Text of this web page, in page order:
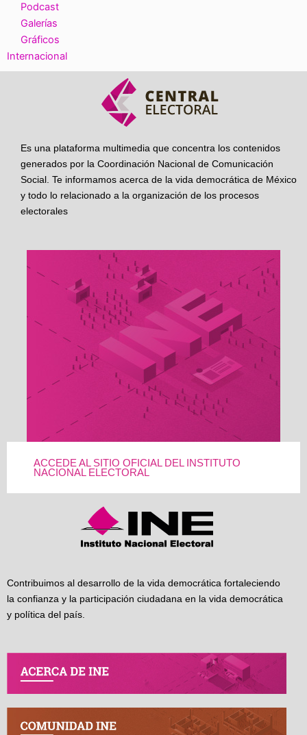
Podcast
Galerías
Gráficos
Internacional
Es una plataforma multimedia que concentra los contenidos
generados por la Coordinación Nacional de Comunicación
Social. Te informamos acerca de la vida democrática de México
y todo lo relacionado a la organización de los procesos
electorales
ACCEDE AL SITIO OFICIAL DEL INSTITUTO
NACIONAL ELECTORAL
Contribuimos al desarrollo de la vida democrática fortaleciendo
la confianza y la participación ciudadana en la vida democrática
y política del país.